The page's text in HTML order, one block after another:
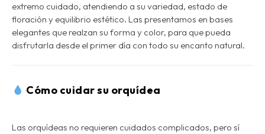
extremo cuidado, atendiendo a su variedad, estado de
floración y equilibrio estético. Las presentamos en bases
elegantes que realzan su forma y color, para que pueda
disfrutarla desde el primer día con todo su encanto natural.
Cómo cuidar su orquídea
Las orquídeas no requieren cuidados complicados, pero sí